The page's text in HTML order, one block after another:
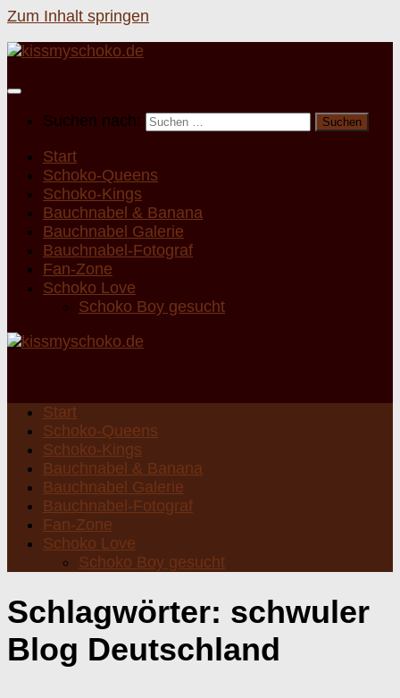
Zum Inhalt springen
Suchen nach:
Start
Schoko-Queens
Schoko-Kings
Bauchnabel & Banana
Bauchnabel Galerie
Bauchnabel-Fotograf
Fan-Zone
Schoko Love
Schoko Boy gesucht
Start
Schoko-Queens
Schoko-Kings
Bauchnabel & Banana
Bauchnabel Galerie
Bauchnabel-Fotograf
Fan-Zone
Schoko Love
Schoko Boy gesucht
Schlagwörter: schwuler
Blog Deutschland